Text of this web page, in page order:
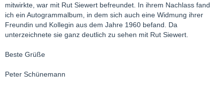
mitwirkte, war mit Rut Siewert befreundet. In ihrem Nachlass fand
ich ein Autogrammalbum, in dem sich auch eine Widmung ihrer
Freundin und Kollegin aus dem Jahre 1960 befand. Da
unterzeichnete sie ganz deutlich zu sehen mit Rut Siewert.
Beste Grüße
Peter Schünemann